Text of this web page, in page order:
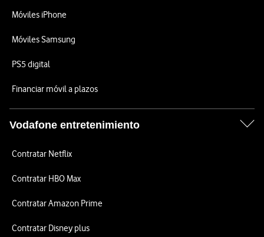
Móviles iPhone
Móviles Samsung
PS5 digital
Financiar móvil a plazos
Vodafone entretenimiento
Contratar Netflix
Contratar HBO Max
Contratar Amazon Prime
Contratar Disney plus